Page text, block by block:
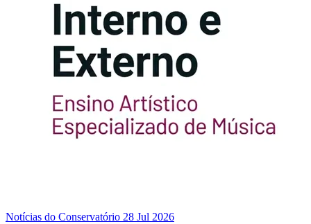
Notícias do Conservatório 28 Jul 2026